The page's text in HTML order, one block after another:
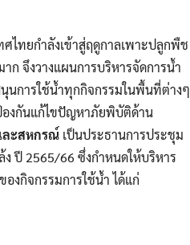
ไทยกำลังเข้าสู่ฤดูกาลเพาะปลูกพืช
จึงวางแผนการบริหารจัดการน้ำ
นการใช้น้ำทุกกิจกรรมในพื้นที่ต่างๆ
องกันแก้ไขปัญหาภัยพิบัติด้าน
ละสหกรณ์ เป็นประธานการประชุม
ปี 2565/66 ซึ่งกำหนดให้บริหาร
งกิจกรรมการใช้น้ำ ได้แก่